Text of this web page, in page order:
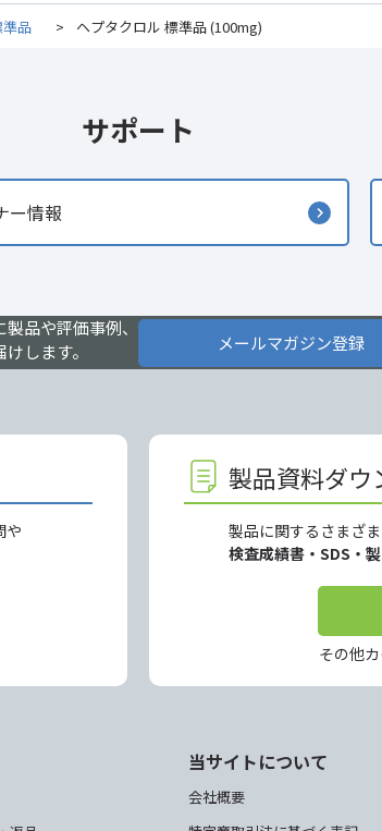
品 > ヘプタクロル 標準品 (100mg)
サポート
ー情報
品や評価事例、
します。
メールマガジン登録
や
製品資料ダウ
製品に関するさまざ
検査成績書・SDS・
その他
当サイトについて
会社概要